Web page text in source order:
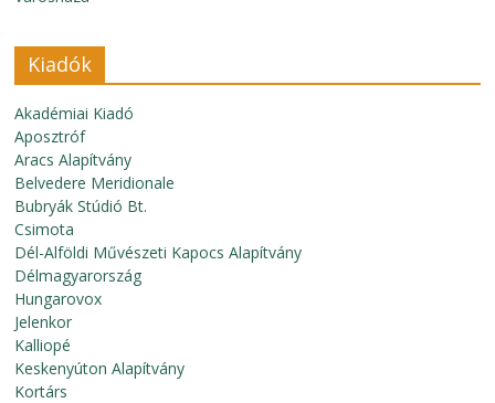
Kiadók
Akadémiai Kiadó
Aposztróf
Aracs Alapítvány
Belvedere Meridionale
Bubryák Stúdió Bt.
Csimota
Dél-Alföldi Művészeti Kapocs Alapítvány
Délmagyarország
Hungarovox
Jelenkor
Kalliopé
Keskenyúton Alapítvány
Kortárs